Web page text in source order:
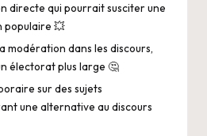
directe qui pourrait susciter une
populaire 💥
modération dans les discours,
électorat plus large 🤔
sur des sujets
une alternative au discours